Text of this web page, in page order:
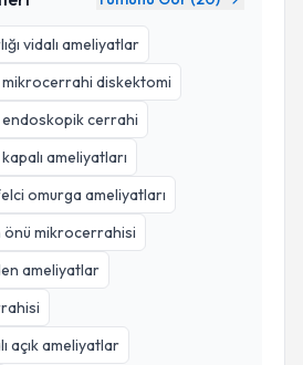
vidalı ameliyatlar
mikrocerrahi diskektomi
endoskopik cerrahi
ameliyatları
omurga ameliyatları
önü mikrocerrahisi
ameliyatlar
açık ameliyatlar